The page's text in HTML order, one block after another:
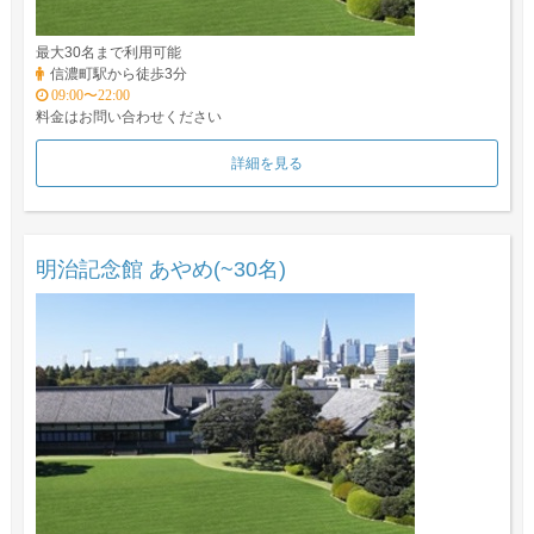
最大30名まで利用可能
信濃町駅から徒歩3分
09:00〜22:00
料金はお問い合わせください
詳細を見る
明治記念館 あやめ(~30名)